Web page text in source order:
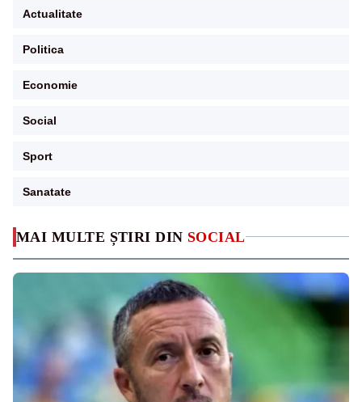
MAI MULTE ȘTIRI DIN SOCIAL
Actualitate
Politica
Economie
Social
Sport
Sanatate